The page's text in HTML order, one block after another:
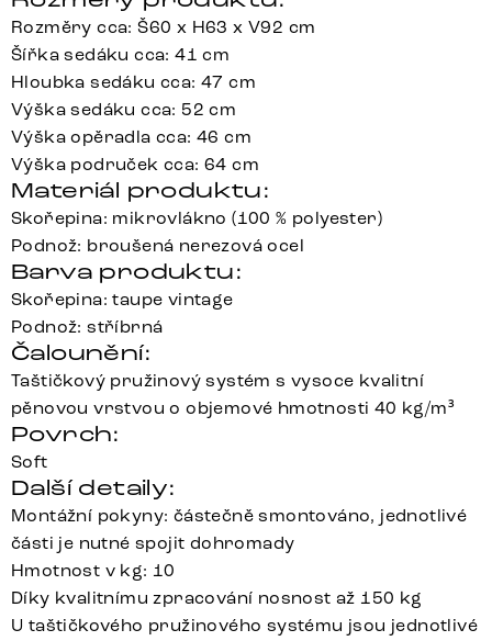
Rozměry cca: Š60 x H63 x V92 cm
Šířka sedáku cca: 41 cm
Hloubka sedáku cca: 47 cm
Výška sedáku cca: 52 cm
Výška opěradla cca: 46 cm
Výška područek cca: 64 cm
Materiál produktu:
Skořepina: mikrovlákno (100 % polyester)
Podnož: broušená nerezová ocel
Barva produktu:
Skořepina: taupe vintage
Podnož: stříbrná
Čalounění:
Taštičkový pružinový systém s vysoce kvalitní
pěnovou vrstvou o objemové hmotnosti 40 kg/m³
Povrch:
Soft
Další detaily:
Montážní pokyny: částečně smontováno, jednotlivé
části je nutné spojit dohromady
Hmotnost v kg: 10
Díky kvalitnímu zpracování nosnost až 150 kg
U taštičkového pružinového systému jsou jednotlivé